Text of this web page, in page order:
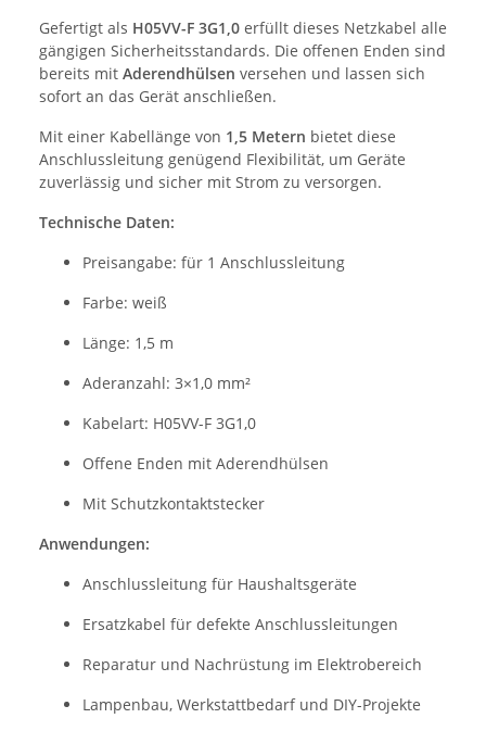
Gefertigt als H05VV-F 3G1,0 erfüllt dieses Netzkabel alle
gängigen Sicherheitsstandards. Die offenen Enden sind
bereits mit Aderendhülsen versehen und lassen sich
sofort an das Gerät anschließen.
Mit einer Kabellänge von 1,5 Metern bietet diese
Anschlussleitung genügend Flexibilität, um Geräte
zuverlässig und sicher mit Strom zu versorgen.
Technische Daten:
Preisangabe: für 1 Anschlussleitung
Farbe: weiß
Länge: 1,5 m
Aderanzahl: 3×1,0 mm²
Kabelart: H05VV-F 3G1,0
Offene Enden mit Aderendhülsen
Mit Schutzkontaktstecker
Anwendungen:
Anschlussleitung für Haushaltsgeräte
Ersatzkabel für defekte Anschlussleitungen
Reparatur und Nachrüstung im Elektrobereich
Lampenbau, Werkstattbedarf und DIY-Projekte